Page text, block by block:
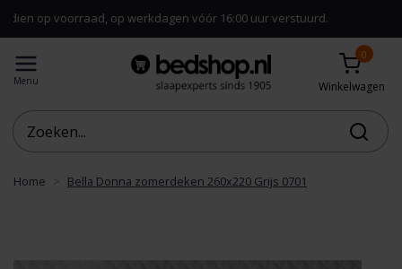
op werkdagen vóór 16:00 uur verstuurd.
Menu
0
Winkelwagen
Home Bella Donna zomerdeken 260x220 Grijs 0701